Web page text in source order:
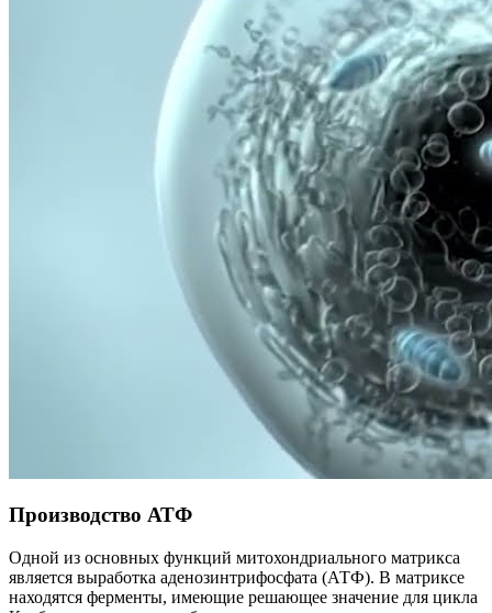
Производство АТФ
Одной из основных функций митохондриального матрикса
является выработка аденозинтрифосфата (АТФ). В матриксе
находятся ферменты, имеющие решающее значение для цикла